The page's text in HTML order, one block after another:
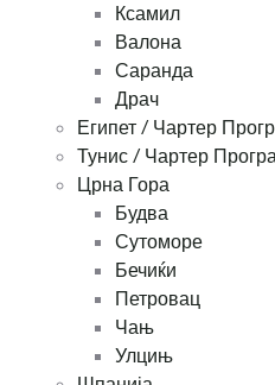
Ксамил
Валона
Саранда
Драч
Египет / Чартер
Тунис / Чартер
Црна Гора
Будва
Сутоморе
Бечиќи
Петровац
Чањ
Улцињ